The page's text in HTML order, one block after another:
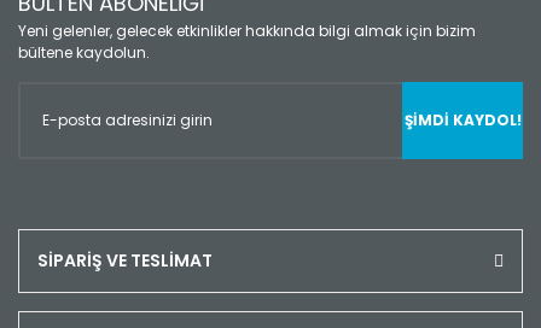
Yeni gelenler, gelecek etkinlikler hakkında bilgi almak için bizim
bültene kaydolun.
ŞİMDİ KAYDOL!
SİPARİŞ VE TESLİMAT